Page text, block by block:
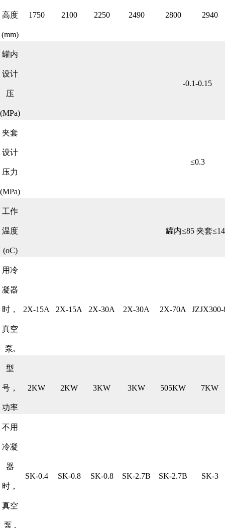
高度
(mm)
1750 2100 2250 2490 2800 2940
罐内
设计
压
(MPa)
-0.1-0.15
夹套
设计
压力
(MPa)
≤0.3
工作
温度
(oC)
罐内≤85 夹套
用冷
凝器
时，
真空
泵,
2X-15A 2X-15A 2X-30A 2X-30A 2X-70A JZJX300-
型
号，
功率
2KW 2KW 3KW 3KW 505KW 7KW
不用
冷凝
器
时，
真空
泵 ,
SK-0.4 SK-0.8 SK-0.8 SK-2.7B SK-2.7B SK-3